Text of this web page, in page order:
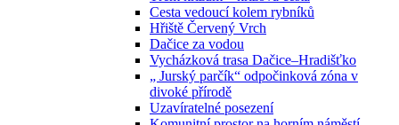
Cesta vedoucí kolem rybníků
Hřiště Červený Vrch
Dačice za vodou
Vycházková trasa Dačice–Hradišťko
„ Jurský parčík“ odpočinková zóna v
divoké přírodě
Uzavíratelné posezení